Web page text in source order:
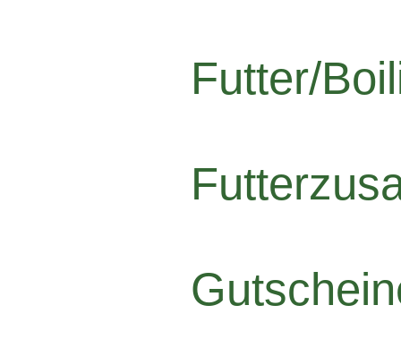
Futter/